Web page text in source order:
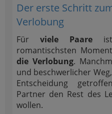
Der erste Schritt
Verlobung
Für viele Paare
romantischsten
die Verlobung.
und beschwerlicher
Entscheidung
Partner den Rest des
wollen.